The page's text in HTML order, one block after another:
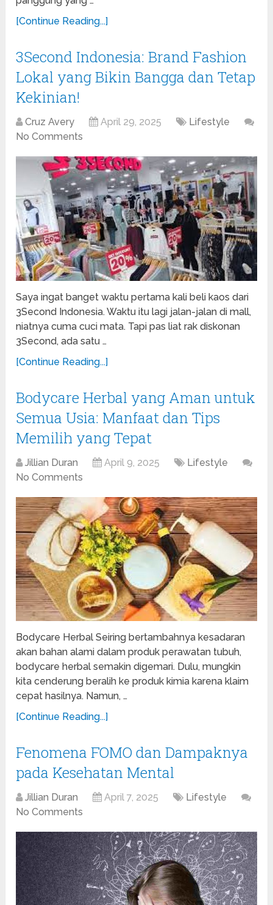
[Continue Reading...]
3Second Indonesia: Brand Fashion
Lokal yang Bikin Bangga dan Tetap
Kekinian!
Cruz Avery April 29, 2025
Lifestyle
No Comments
Saya ingat banget waktu pertama kali beli kaos dari
3Second Indonesia. Waktu itu lagi jalan-jalan di mall,
niatnya cuma cuci mata. Tapi pas liat rak diskonan
3Second, ada satu …
[Continue Reading...]
Bodycare Herbal yang Aman untuk
Semua Usia: Manfaat dan Tips
Memilih yang Tepat
Jillian Duran April 9, 2025
Lifestyle
No Comments
Bodycare Herbal Seiring bertambahnya kesadaran
akan bahan alami dalam produk perawatan tubuh,
bodycare herbal semakin digemari. Dulu, mungkin
kita cenderung beralih ke produk kimia karena klaim
cepat hasilnya. Namun, …
[Continue Reading...]
Fenomena FOMO dan Dampaknya
pada Kesehatan Mental
Jillian Duran April 7, 2025
Lifestyle
No Comments